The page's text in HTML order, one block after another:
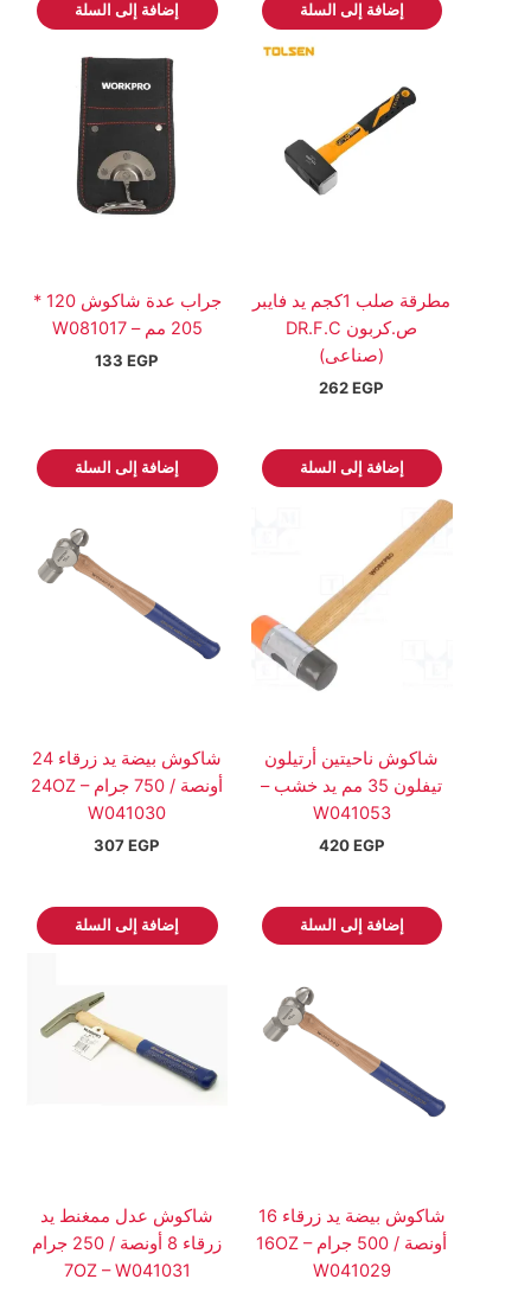
إضافة إلى السلة إضافة إلى السلة
مطرقة صلب 1كجم يد فايبر
ص.كربون DR.F.C
(صناعى)
262EGP
إضافة إلى السلة
جراب عدة شاكوش 120 *
205 مم – W081017
133EGP
إضافة إلى السلة
شاكوش ناحيتين أرتيلون
تيفلون 35 مم يد خشب –
W041053
420EGP
إضافة إلى السلة
شاكوش بيضة يد زرقاء 24
أونصة / 750 جرام 24OZ –
W041030
307EGP
إضافة إلى السلة
شاكوش بيضة يد زرقاء 16
أونصة / 500 جرام 16OZ –
W041029
شاكوش عدل ممغنط يد
زرقاء 8 أونصة / 250 جرام
7OZ – W041031